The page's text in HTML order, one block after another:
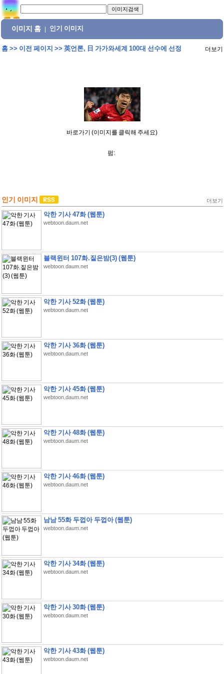
이미지 홈 인기 이미지
홈>> 이전 페이지 >> 英언론, 日 가가와세계 100대 선수에 선정 더보기
바로가기 (이미지를 클릭해 주세요)
펌:
인기 이미지 더보기
악한 기사 47화 (웹툰)
webtoon.daum.net
블랙윈터 107화.짙은밤(3) (웹툰)
webtoon.daum.net
악한 기사 52화 (웹툰)
webtoon.daum.net
악한 기사 36화 (웹툰)
webtoon.daum.net
악한 기사 45화 (웹툰)
webtoon.daum.net
악한 기사 48화 (웹툰)
webtoon.daum.net
악한 기사 46화 (웹툰)
webtoon.daum.net
남남 55화 두껍아 두껍아 (웹툰)
webtoon.daum.net
악한 기사 34화 (웹툰)
webtoon.daum.net
악한 기사 30화 (웹툰)
webtoon.daum.net
악한 기사 43화 (웹툰)
webtoon.daum.net